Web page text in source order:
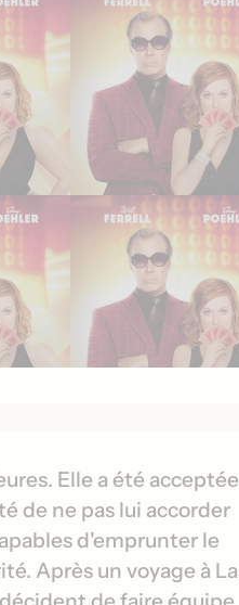
Elle a été
de ne pas lui accorder
d'emprunter le
Après un voyage à